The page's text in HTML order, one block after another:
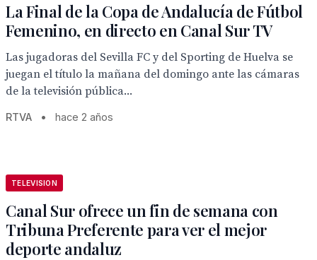
La Final de la Copa de Andalucía de Fútbol
Femenino, en directo en Canal Sur TV
Las jugadoras del Sevilla FC y del Sporting de Huelva se
juegan el título la mañana del domingo ante las cámaras
de la televisión pública...
RTVA • hace 2 años
TELEVISION
Canal Sur ofrece un fin de semana con
Tribuna Preferente para ver el mejor
deporte andaluz